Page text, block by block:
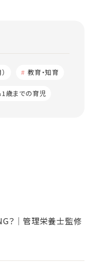
教育・知育
1歳までの育児
？│管理栄養士監修